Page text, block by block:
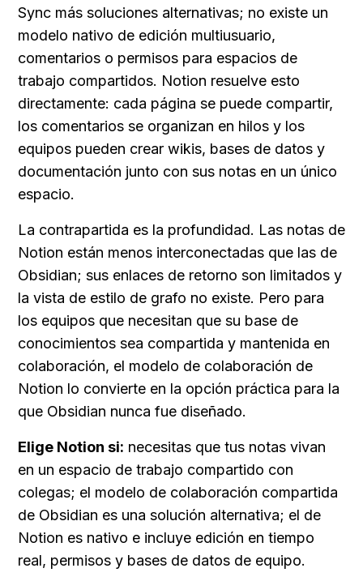
Sync más soluciones alternativas; no existe un
modelo nativo de edición multiusuario,
comentarios o permisos para espacios de
trabajo compartidos. Notion resuelve esto
directamente: cada página se puede compartir,
los comentarios se organizan en hilos y los
equipos pueden crear wikis, bases de datos y
documentación junto con sus notas en un único
espacio.
La contrapartida es la profundidad. Las notas de
Notion están menos interconectadas que las de
Obsidian; sus enlaces de retorno son limitados y
la vista de estilo de grafo no existe. Pero para
los equipos que necesitan que su base de
conocimientos sea compartida y mantenida en
colaboración, el modelo de colaboración de
Notion lo convierte en la opción práctica para la
que Obsidian nunca fue diseñado.
Elige Notion si: necesitas que tus notas vivan
en un espacio de trabajo compartido con
colegas; el modelo de colaboración compartida
de Obsidian es una solución alternativa; el de
Notion es nativo e incluye edición en tiempo
real, permisos y bases de datos de equipo.